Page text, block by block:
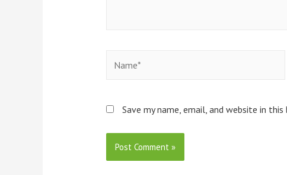
Save my name, email, and website in